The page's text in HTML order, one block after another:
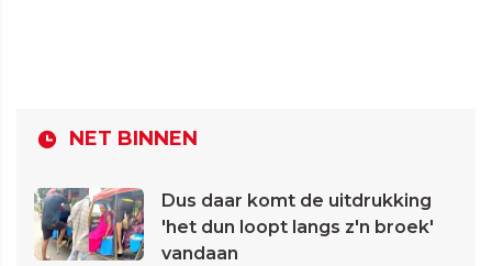
NET BINNEN
Dus daar komt de uitdrukking
'het dun loopt langs z'n broek'
vandaan